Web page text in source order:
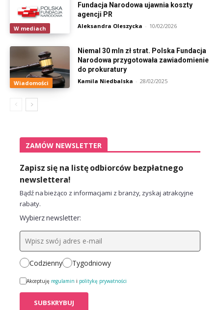
W mediach
Fundacja Narodowa ujawnia koszty
agencji PR
Aleksandra Oleszycka - 10/02/2026
Wiadomości
Niemal 30 mln zł strat. Polska Fundacja
Narodowa przygotowała zawiadomienie
do prokuratury
Kamila Niedbalska - 28/02/2025
ZAMÓW NEWSLETTER
Zapisz się na listę odbiorców bezpłatnego
newslettera!
Bądź na bieżąco z informacjami z branży, zyskaj atrakcyjne
rabaty.
Wybierz newsletter:
Codzienny Tygodniowy
Akceptuję regulamin i politykę prywatności